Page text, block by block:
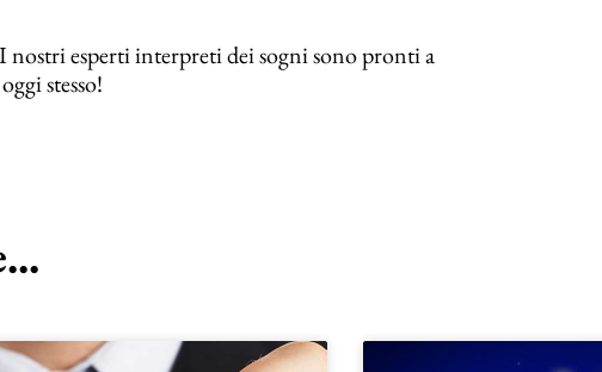
nostri esperti interpreti dei sogni sono pronti a
stesso!